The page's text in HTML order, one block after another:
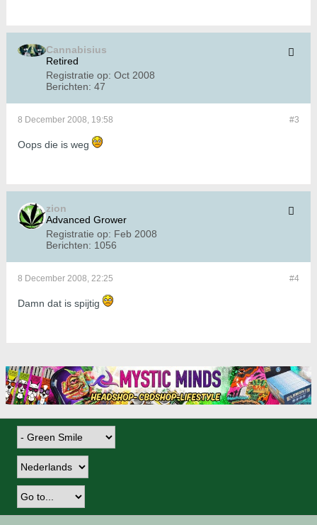
Cannabisius
Retired
Registratie op: Oct 2008
Berichten: 47
#3
8 December 2008, 19:58
Oops die is weg
zion
Advanced Grower
Registratie op: Feb 2008
Berichten: 1056
#4
8 December 2008, 22:25
Damn dat is spijtig